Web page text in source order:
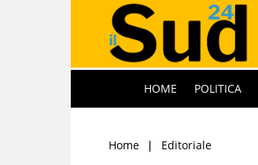
HOME POLITICA
Home Editoriale